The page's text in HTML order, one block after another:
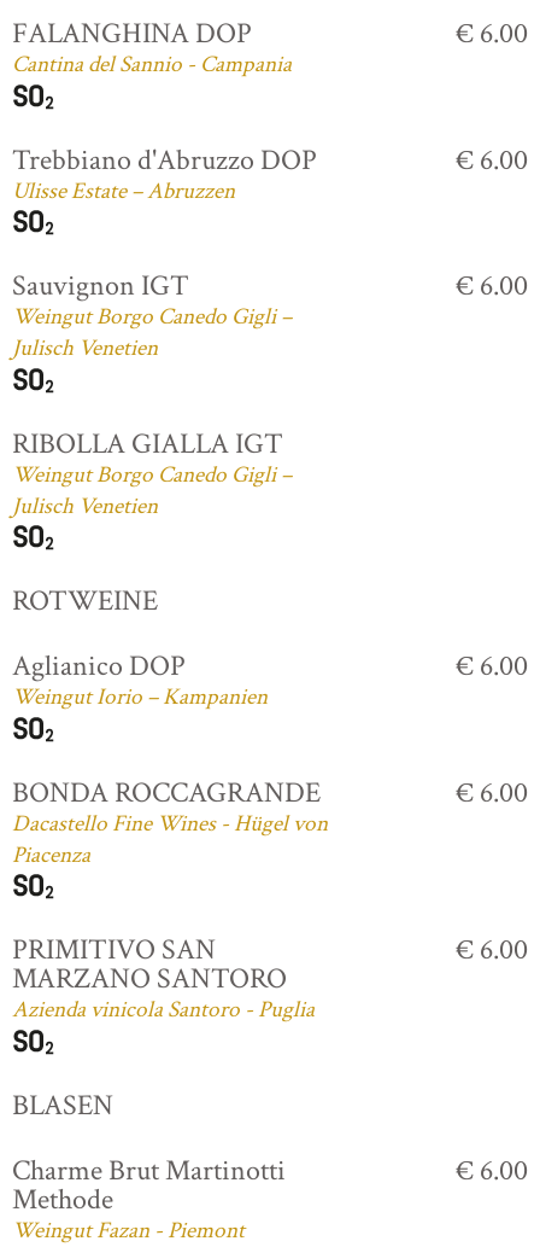
FALANGHINA DOP
Cantina del Sannio - Campania
€ 6.00
Trebbiano d'Abruzzo DOP
Ulisse Estate – Abruzzen
€ 6.00
Sauvignon IGT
Weingut Borgo Canedo Gigli –
Julisch Venetien
€ 6.00
RIBOLLA GIALLA IGT
Weingut Borgo Canedo Gigli –
Julisch Venetien
ROTWEINE
Aglianico DOP
Weingut Iorio – Kampanien
€ 6.00
BONDA ROCCAGRANDE
Dacastello Fine Wines - Hügel von
Piacenza
€ 6.00
PRIMITIVO SAN
MARZANO SANTORO
Azienda vinicola Santoro - Puglia
€ 6.00
BLASEN
Charme Brut Martinotti
Methode
Weingut Fazan - Piemont
€ 6.00